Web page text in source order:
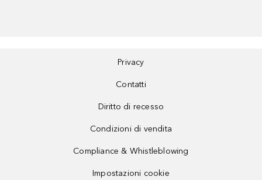
Privacy
Contatti
Diritto di recesso
Condizioni di vendita
Compliance & Whistleblowing
Impostazioni cookie